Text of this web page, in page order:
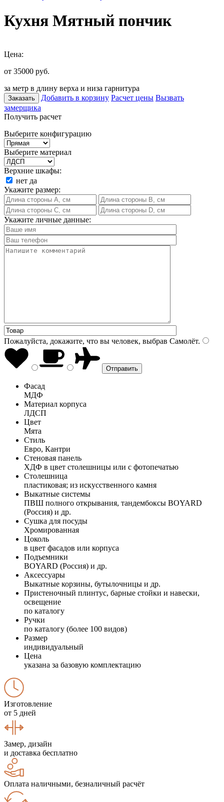
Кухня Мятный пончик
Цена:
от 35000 руб.
за метр в длину верха и низа гарнитура
Заказать Добавить в корзину Расчет цены Вызвать
замерщика
Получить расчет
Выберите конфигурацию
Выберите материал
Верхние шкафы:
нет да
Укажите размер:
Укажите личные данные:
Пожалуйста, докажите, что вы человек, выбрав Самолёт.
Фасад
МДФ
Материал корпуса
ЛДСП
Цвет
Мята
Стиль
Евро, Кантри
Стеновая панель
ХДФ в цвет столешницы или с фотопечатью
Столешница
пластиковая; из искусственного камня
Выкатные системы
ПВШ полного открывания, тандембоксы BOYARD
(Россия) и др.
Сушка для посуды
Хромированная
Цоколь
в цвет фасадов или корпуса
Подъемники
BOYARD (Россия) и др.
Аксессуары
Выкатные корзины, бутылочницы и др.
Пристеночный плинтус, барные стойки и навески,
освещение
по каталогу
Ручки
по каталогу (более 100 видов)
Размер
индивидуальный
Цена
указана за базовую комплектацию
Изготовление
от 5 дней
Замер, дизайн
и доставка бесплатно
Оплата наличными, безналичный расчёт